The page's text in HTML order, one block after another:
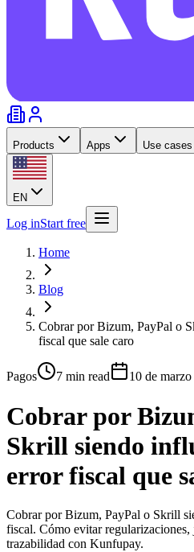
Products Apps Use cases
EN
Log inStart free
Home
Blog
Cobrar por Bizum, PayPal o
fiscal que sale caro
Pagos 7 min read 10 de
Cobrar por
Skrill siendo
error fiscal que
Cobrar por Bizum, PayPal o Skrill
fiscal. Cómo evitar
trazabilidad con Kunfupay.